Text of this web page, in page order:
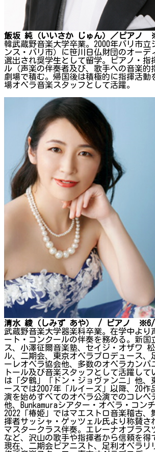
飯坂 純（いいさか じゅん）／ピアノ
韓武蔵野音楽大学卒業。2000年パリ市立
ンス・パリ市）に笹川日仏財団のオーデ
選出され奨学生として留学。ピアノ・指
ル（声楽の伴奏者及び、歌手への音楽的
劇場で積む。帰国後は積極的に指揮活動
場オペラ音楽スタッフとして活躍。
清水 綾（しみず あや） / ピアノ ※6/
武蔵野音楽大学器楽科卒業。在学中より
ート・コンクールの伴奏を務める。新国
ス、小澤征爾音楽塾、セイジ・オザワ
ル、二期会、東京オペラプロデュース、
ーレオペラ協会他、多数のオペラカンパ
トール及び音楽スタッフとして活躍して
は「夕鶴」「ドン・ジョヴァンニ」他、
ースでは2007年「ルイーズ」以降、20作
演を始めすべてのオペラ公演でのコレペ
他、Bunkamuraシアター・オペラ・コン
2022「椿姫」ではマエストロ音楽稽古、
揮者サッシャ・ゲッツェル氏より称賛さ
マスタークラス伴奏。エレーナオブラス
など、沢山の歌手や指揮者から信頼を得
現在、二期会ピアニスト、足利オペラリ